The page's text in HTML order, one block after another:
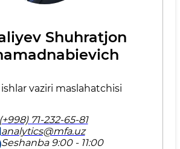
Shuhratjon
vaziri maslahatchisi
71-232-65-81
analytics@mfa.uz
Seshanba 9:00 - 11:00